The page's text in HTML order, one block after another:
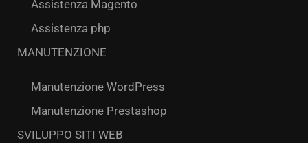
Assistenza Magento
Assistenza php
MANUTENZIONE
Manutenzione WordPress
Manutenzione Prestashop
SVILUPPO SITI WEB